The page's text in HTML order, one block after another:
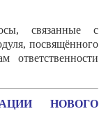
связанные с
посвящённого
ответственности
НОВОГО